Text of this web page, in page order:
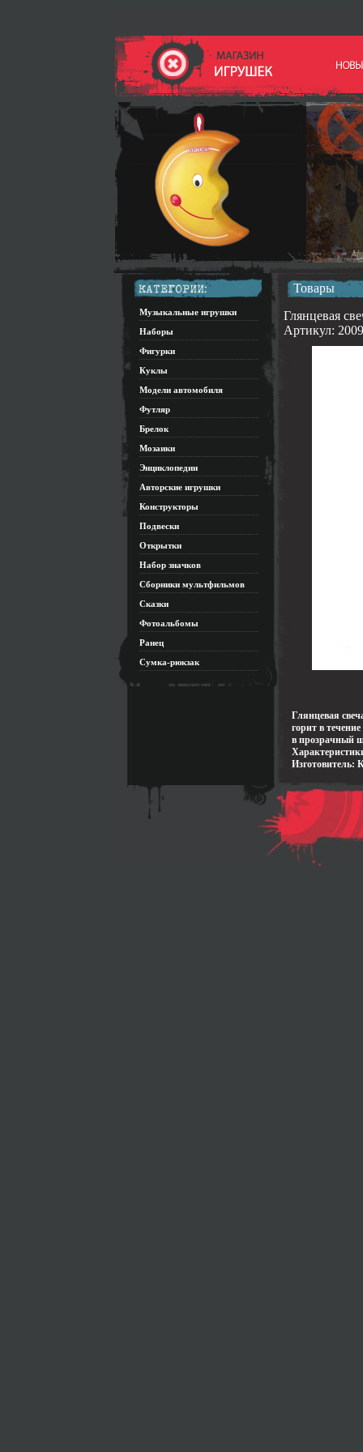
Музыкальные игрушки
Наборы
Фигурки
Куклы
Модели автомобиля
Футляр
Брелок
Мозаики
Энциклопедии
Авторские игрушки
Конструкторы
Подвески
Открытки
Набор значков
Сборники мультфильмов
Сказки
Фотоальбомы
Ранец
Сумка-рюкзак
Товары
Глянцевая
Артикул:
Глянцевая
горит в
в прозрачный
Изготовитель: